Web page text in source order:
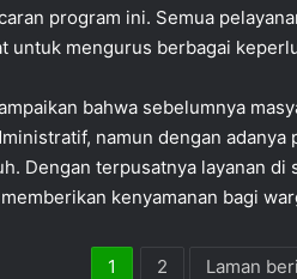
program ini. Semua
untuk mengurus berbagai
bahwa sebelumnya
namun dengan
Dengan terpusatnya layanan
kenyamanan bagi
1 2 Laman